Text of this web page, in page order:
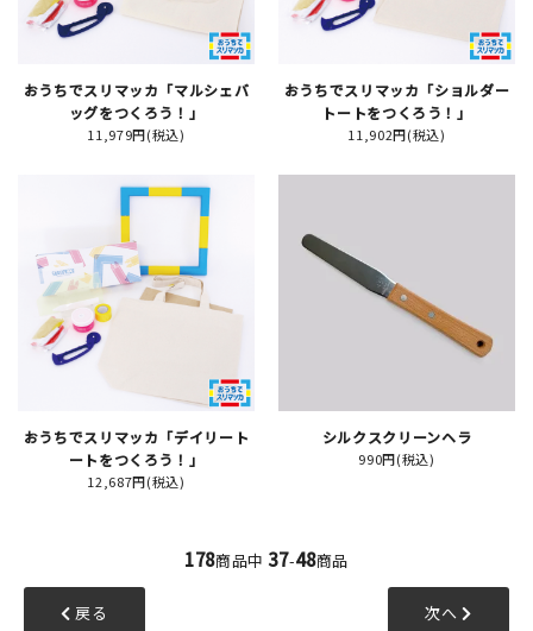
よくある質問
お問い合わせ
おうちでスリマッカ「マルシェバ
ッグをつくろう！」
11,979円(税込)
おうちでスリマッカ「ショルダー
トートをつくろう！」
11,902円(税込)
おうちでスリマッカ「デイリート
ートをつくろう！」
12,687円(税込)
シルクスクリーンヘラ
990円(税込)
178商品中 37-48商品
戻る 次へ